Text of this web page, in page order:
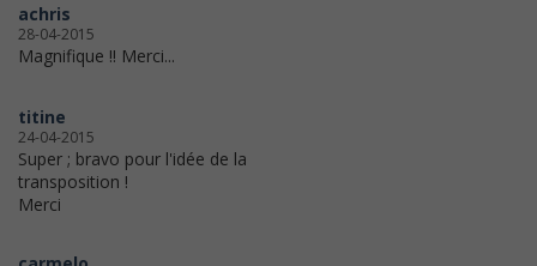
achris
28-04-2015
Magnifique !! Merci...
titine
24-04-2015
Super ; bravo pour l'idée de la
transposition !
Merci